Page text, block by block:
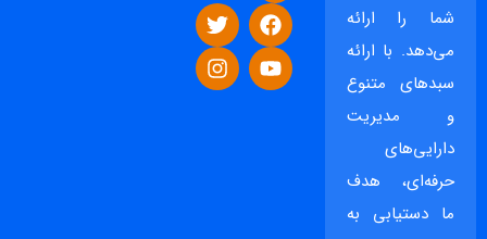
شما را ارائه
می‌دهد. با ارائه
سبدهای متنوع
و مدیریت
دارایی‌های
حرفه‌ای، هدف
ما دستیابی به